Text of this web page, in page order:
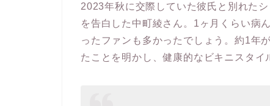
2023年秋に交際していた彼氏と別れた
を告白した中町綾さん。1ヶ月くらい病
ったファンも多かったでしょう。約1年
たことを明かし、健康的なビキニスタイ